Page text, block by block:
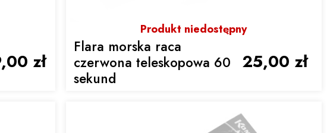
zł
Produkt niedostępny
Flara morska raca
czerwona teleskopowa 60
sekund
25,00 zł